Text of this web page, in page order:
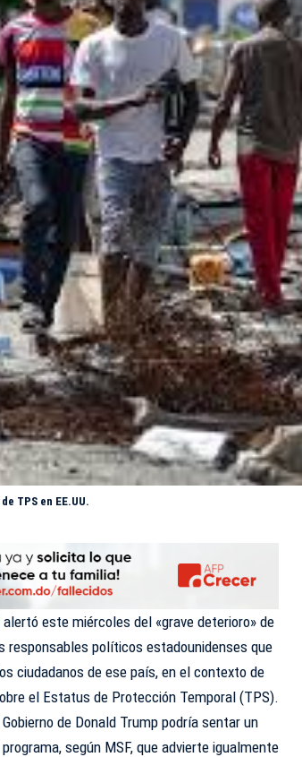
TPS en EE.UU.
este miércoles del «grave deterioro» de
responsables políticos estadounidenses que
ciudadanos de ese país, en el contexto de
el Estatus de Protección Temporal (TPS).
de Donald Trump podría sentar un
según MSF, que advierte igualmente